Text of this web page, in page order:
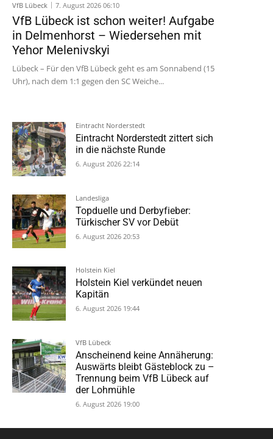
VfB Lübeck 7. August 2026 06:10
VfB Lübeck ist schon weiter! Aufgabe
in Delmenhorst – Wiedersehen mit
Yehor Melenivskyi
Lübeck – Für den VfB Lübeck geht es am Sonnabend (15
Uhr), nach dem 1:1 gegen den SC Weiche...
Eintracht Norderstedt
Eintracht Norderstedt zittert sich
in die nächste Runde
6. August 2026 22:14
Landesliga
Topduelle und Derbyfieber:
Türkischer SV vor Debüt
6. August 2026 20:53
Holstein Kiel
Holstein Kiel verkündet neuen
Kapitän
6. August 2026 19:44
VfB Lübeck
Anscheinend keine Annäherung:
Auswärts bleibt Gästeblock zu –
Trennung beim VfB Lübeck auf
der Lohmühle
6. August 2026 19:00